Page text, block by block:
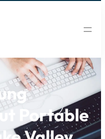
Portable